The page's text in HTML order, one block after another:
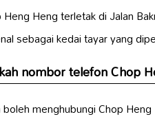
Heng terletak di Jalan
sebagai kedai tayar yang
nombor telefon Chop
menghubungi Chop